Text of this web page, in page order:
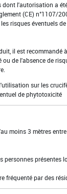
dont l'autorisation a
(CE) n°1107/
risques éventuels
il est recommandé
de l'absence de
sur les
de phytotoxicité
moins 3 mètres
personnes présentes
fréquenté par des